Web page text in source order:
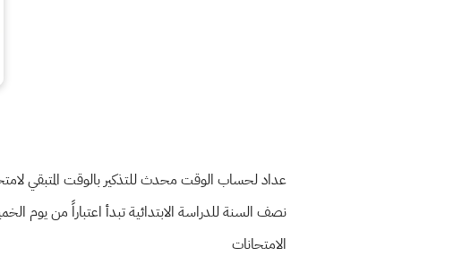
الامتحانات